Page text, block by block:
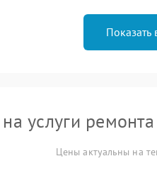
Показать
услуги
Цены актуальны на